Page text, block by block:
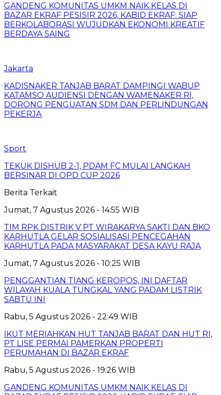
GANDENG KOMUNITAS UMKM NAIK KELAS DI
BAZAR EKRAF PESISIR 2026, KABID EKRAF: SIAP
BERKOLABORASI WUJUDKAN EKONOMI KREATIF
BERDAYA SAING
Jakarta
KADISNAKER TANJAB BARAT DAMPINGI WABUP
KATAMSO AUDIENSI DENGAN WAMENAKER RI,
DORONG PENGUATAN SDM DAN PERLINDUNGAN
PEKERJA
Sport
TEKUK DISHUB 2-1, PDAM FC MULAI LANGKAH
BERSINAR DI OPD CUP 2026
Berita Terkait
Jumat, 7 Agustus 2026 - 14:55 WIB
TIM RPK DISTRIK V PT WIRAKARYA SAKTI DAN BKO
KARHUTLA GELAR SOSIALISASI PENCEGAHAN
KARHUTLA PADA MASYARAKAT DESA KAYU RAJA
Jumat, 7 Agustus 2026 - 10:25 WIB
PENGGANTIAN TIANG KEROPOS, INI DAFTAR
WILAYAH KUALA TUNGKAL YANG PADAM LISTRIK
SABTU INI
Rabu, 5 Agustus 2026 - 22:49 WIB
IKUT MERIAHKAN HUT TANJAB BARAT DAN HUT RI,
PT LISE PERMAI PAMERKAN PROPERTI
PERUMAHAN DI BAZAR EKRAF
Rabu, 5 Agustus 2026 - 19:26 WIB
GANDENG KOMUNITAS UMKM NAIK KELAS DI